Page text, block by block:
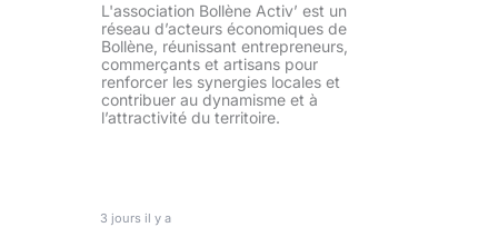
L'association Bollène Activ’ est un
réseau d’acteurs économiques de
Bollène, réunissant entrepreneurs,
commerçants et artisans pour
renforcer les synergies locales et
contribuer au dynamisme et à
l’attractivité du territoire.
3 jours il y a